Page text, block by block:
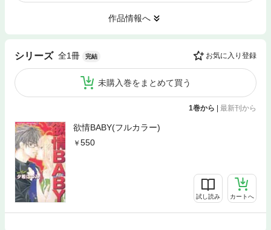
作品情報へ
シリーズ 全1冊 完結 お気に入り登録
未購入巻をまとめて買う
1巻から 最新刊から
欲情BABY(フルカラー)
550
試し読み カートへ